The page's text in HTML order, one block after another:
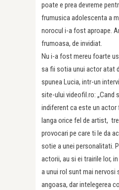
poate e prea devreme
frumusica adolescenta a
norocul i-a fost aproape.
frumoasa, de invidiat.
Nu i-a fost mereu foarte
sa fii sotia unui actor atat
spunea Lucia, intr-un
site-ului videofil.ro: „Cand
indiferent ca este un
langa orice fel de artist,
provocari pe care ti le da
sotie a unei personalitati.
actorii, au si ei trairile lor,
a unui rol sunt mai nervosi
angoasa, dar intelegerea